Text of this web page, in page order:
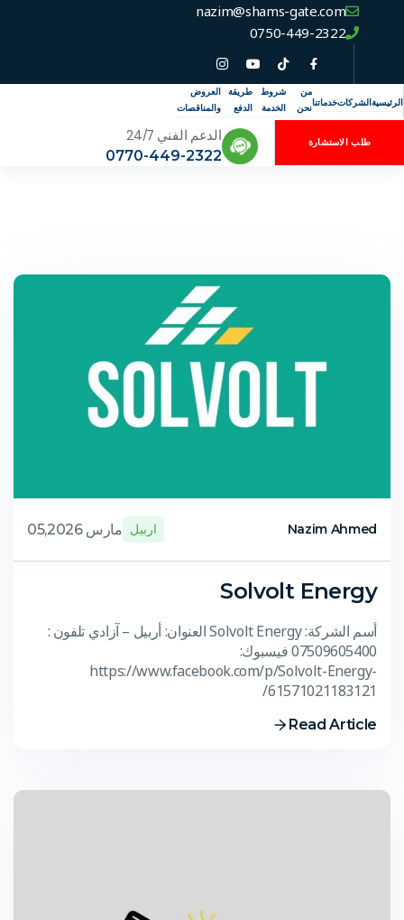
nazim@shams-gate.com
0750-449-2322
الرئيسيةالشركاتخدماتنا
من
نحن
شروط
الخدمة
طريقة
الدفع
العروض
والمناقصات
الدعم الفني 24/7
0770-449-2322
طلب الاستشارة
Nazim Ahmed اربيل مارس 05,2026
Solvolt Energy
أسم الشركة: Solvolt Energy العنوان: أربيل – آزادي تلفون :
07509605400 فيسبوك:
https://www.facebook.com/p/Solvolt-Energy-
61571021183121/
Read Article